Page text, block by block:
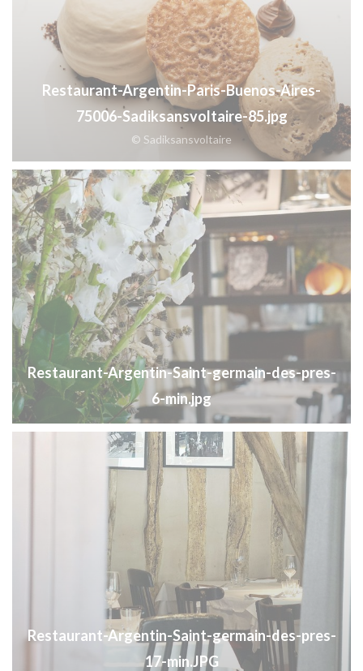
Restaurant-Argentin-Paris-Buenos-Aires-
75006-Sadiksansvoltaire-85.jpg
© Sadiksansvoltaire
Restaurant-Argentin-Saint-germain-des-pres-
6-min.jpg
Restaurant-Argentin-Saint-germain-des-pres-
17-min.JPG